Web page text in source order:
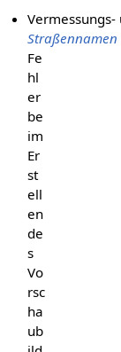
Fe
hl
er
be
im
Er
st
ell
en
de
s
Vo
rsc
ha
ub